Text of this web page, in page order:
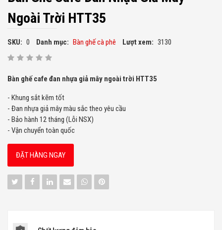
Ngoài Trời HTT35
SKU: 0 Danh mục: Bàn ghế cà phê Lượt xem: 3130
Bàn ghế cafe đan nhựa giả mây ngoài trời HTT35
- Khung sắt kẽm tốt
- Đan nhựa giả mây màu sắc theo yêu cầu
- Bảo hành 12 tháng (Lỗi NSX)
- Vận chuyển toàn quốc
ĐẶT HÀNG NGAY